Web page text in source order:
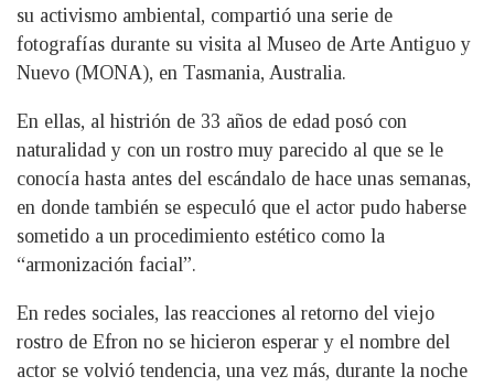
su activismo ambiental, compartió una serie de
fotografías durante su visita al Museo de Arte Antiguo y
Nuevo (MONA), en Tasmania, Australia.
En ellas, al histrión de 33 años de edad posó con
naturalidad y con un rostro muy parecido al que se le
conocía hasta antes del escándalo de hace unas semanas,
en donde también se especuló que el actor pudo haberse
sometido a un procedimiento estético como la
“armonización facial”.
En redes sociales, las reacciones al retorno del viejo
rostro de Efron no se hicieron esperar y el nombre del
actor se volvió tendencia, una vez más, durante la noche